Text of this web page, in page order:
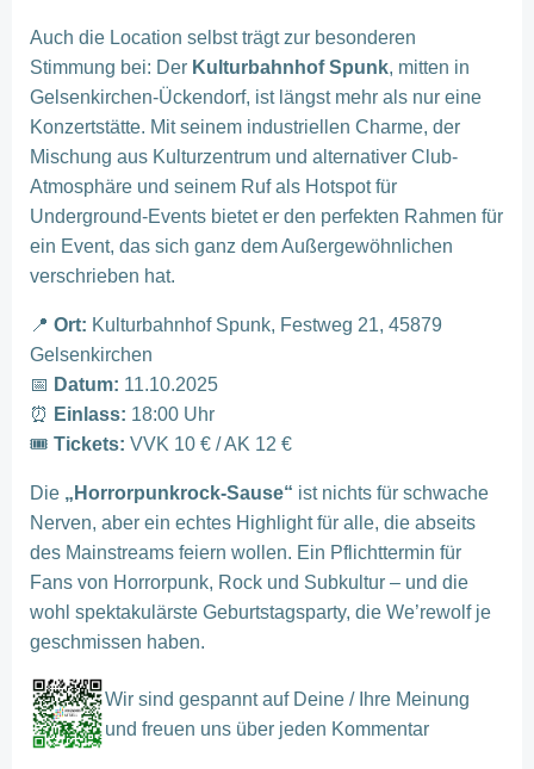
Auch die Location selbst trägt zur besonderen
Stimmung bei: Der Kulturbahnhof Spunk, mitten in
Gelsenkirchen-Ückendorf, ist längst mehr als nur eine
Konzertstätte. Mit seinem industriellen Charme, der
Mischung aus Kulturzentrum und alternativer Club-
Atmosphäre und seinem Ruf als Hotspot für
Underground-Events bietet er den perfekten Rahmen für
ein Event, das sich ganz dem Außergewöhnlichen
verschrieben hat.
📍 Ort: Kulturbahnhof Spunk, Festweg 21, 45879
Gelsenkirchen
📅 Datum: 11.10.2025
⏰ Einlass: 18:00 Uhr
🎟️ Tickets: VVK 10 € / AK 12 €
Die „Horrorpunkrock-Sause“ ist nichts für schwache
Nerven, aber ein echtes Highlight für alle, die abseits
des Mainstreams feiern wollen. Ein Pflichttermin für
Fans von Horrorpunk, Rock und Subkultur – und die
wohl spektakulärste Geburtstagsparty, die We’rewolf je
geschmissen haben.
Wir sind gespannt auf Deine / Ihre Meinung
und freuen uns über jeden Kommentar